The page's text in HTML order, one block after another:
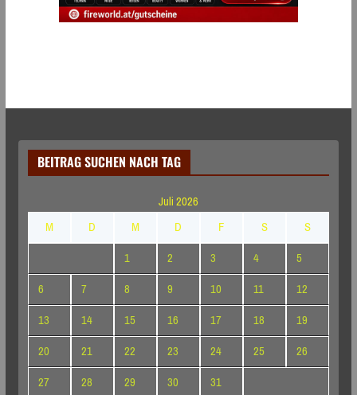
BEITRAG SUCHEN NACH TAG
Juli 2026
M
D M D F S
S
1
2 3 4
5
6
7 8 9 10 11
12
13
14 15 16 17 18
19
20
21 22 23 24 25
26
27
28 29 30
31